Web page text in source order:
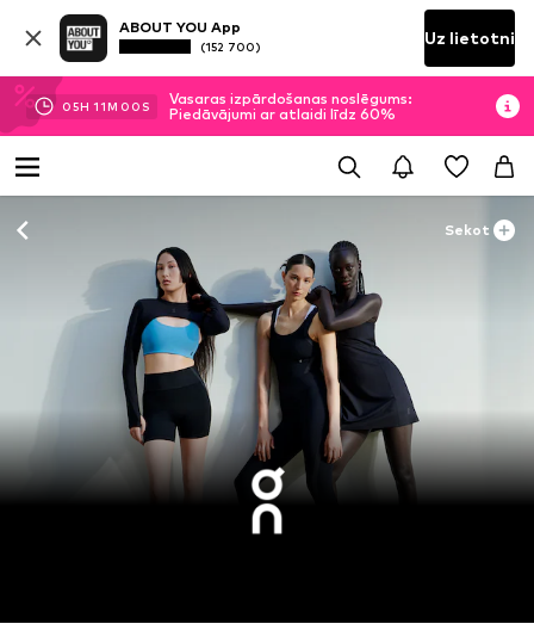
ABOUT YOU App
(152 700) Uz lietotni
05H 10M 58S
Vasaras izpārdošanas noslēgums:
Piedāvājumi ar atlaidi līdz 60%
Sekot